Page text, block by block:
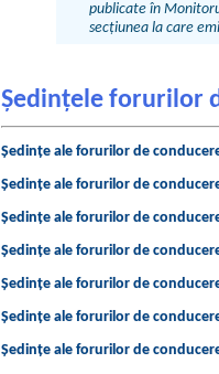
publicate în
secțiunea la care
Ședințele forurilor
Ședințe ale forurilor de
Ședințe ale forurilor de
Ședințe ale forurilor de
Ședințe ale forurilor de
Ședințe ale forurilor de
Ședințe ale forurilor de
Ședințe ale forurilor de